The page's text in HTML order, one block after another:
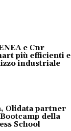
e Cnr
più efficienti e
industriale
Olidata partner
della
School